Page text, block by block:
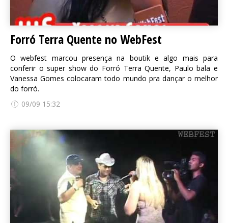
Forró Terra Quente no WebFest
O webfest marcou presença na boutik e algo mais para
conferir o super show do Forró Terra Quente, Paulo bala e
Vanessa Gomes colocaram todo mundo pra dançar o melhor
do forró.
09/09 15:32